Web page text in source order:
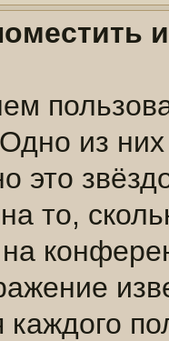
из
это
то,
каждого